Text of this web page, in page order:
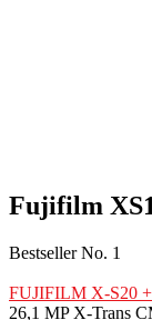
Fujifilm
Bestseller No. 1
FUJIFILM X-S20
26,1 MP X-Trans